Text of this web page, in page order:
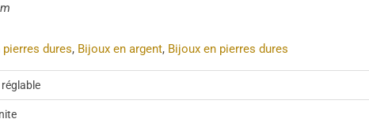
pierres dures, Bijoux en argent, Bijoux en pierres dures